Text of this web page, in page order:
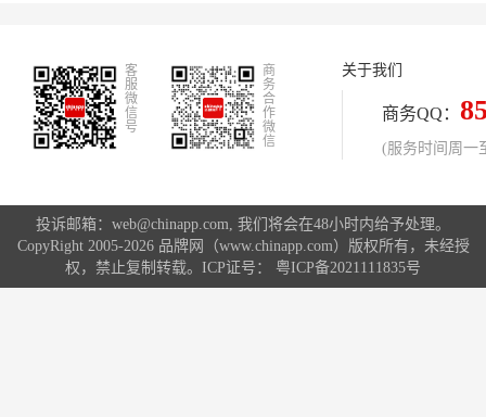
专业、同样值得托付的定制体验。
业西装定制才是婚礼造型的更优解。
他们希望找到“懂婚礼、重品质、服务
透明”的品牌，让婚礼当天的自己，既
与新娘礼服完美呼应，又在镜头前留
客
服
微
信
号
商
务
合
作
微
信
关于我们
商务QQ：
(服务时间周一
投诉邮箱：web@chinapp.com, 我们将会在48小时内给予处理。
CopyRight 2005-2026 品牌网（www.chinapp.com）版权所有，未经授
权，禁止复制转载。ICP证号： 粤ICP备2021111835号